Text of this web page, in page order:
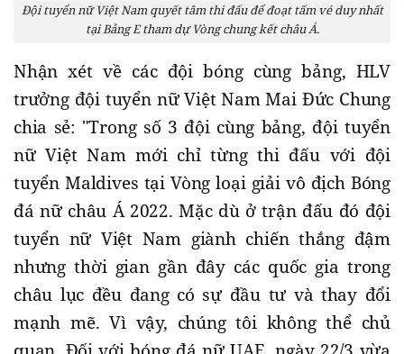
Đội tuyển nữ Việt Nam quyết tâm thi đấu để đoạt tấm vé duy nhất
tại Bảng E tham dự Vòng chung kết châu Á.
Nhận xét về các đội bóng cùng bảng, HLV
trưởng đội tuyển nữ Việt Nam Mai Đức Chung
chia sẻ: "Trong số 3 đội cùng bảng, đội tuyển
nữ Việt Nam mới chỉ từng thi đấu với đội
tuyển Maldives tại Vòng loại giải vô địch Bóng
đá nữ châu Á 2022. Mặc dù ở trận đấu đó đội
tuyển nữ Việt Nam giành chiến thắng đậm
nhưng thời gian gần đây các quốc gia trong
châu lục đều đang có sự đầu tư và thay đổi
mạnh mẽ. Vì vậy, chúng tôi không thể chủ